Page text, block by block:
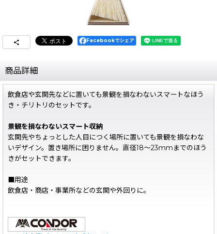
Facebookでシェア
商品詳細
飲食店や玄関先などに置いても景観を損なわないスマートなほう
き・チリトリのセットです。
景観を損なわないスマート収納
玄関先やちょっとした人目につく場所に置いても景観を損なわな
いデザイン。置き場所に困りません。直径18〜23mmまでのほう
きがセットできます。
■用途
飲食店・商店・事業所などの玄関や外回りに。